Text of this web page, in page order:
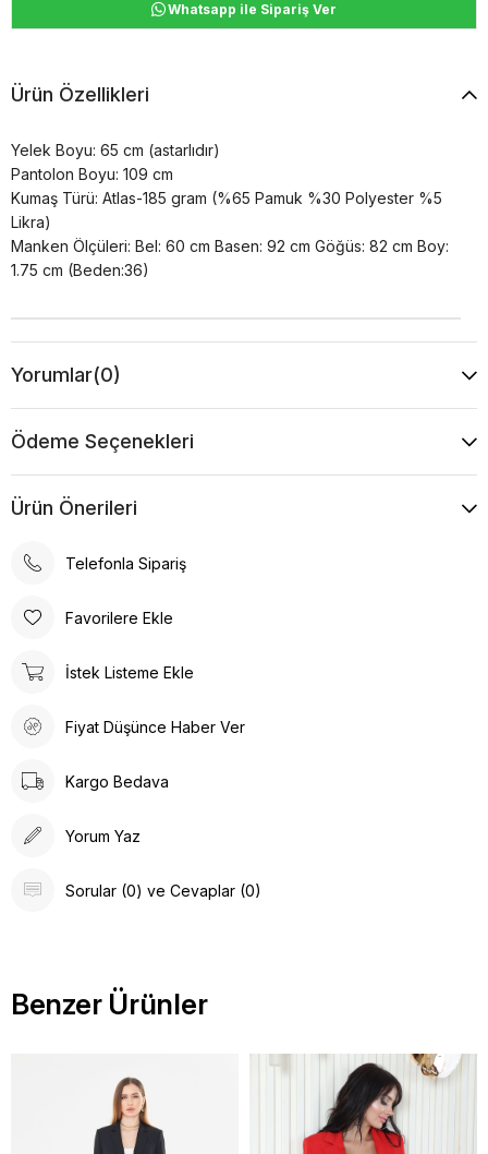
Whatsapp ile Sipariş Ver
Ürün Özellikleri
Yelek Boyu: 65 cm (astarlıdır)
Pantolon Boyu: 109 cm
Kumaş Türü: Atlas-185 gram (%65 Pamuk %30 Polyester %5
Likra)
Manken Ölçüleri: Bel: 60 cm Basen: 92 cm Göğüs: 82 cm Boy:
1.75 cm (Beden:36)
Yorumlar(0)
Ödeme Seçenekleri
Ürün Önerileri
Telefonla Sipariş
Favorilere Ekle
İstek Listeme Ekle
Fiyat Düşünce Haber Ver
Kargo Bedava
Yorum Yaz
Sorular (0) ve Cevaplar (0)
Benzer Ürünler